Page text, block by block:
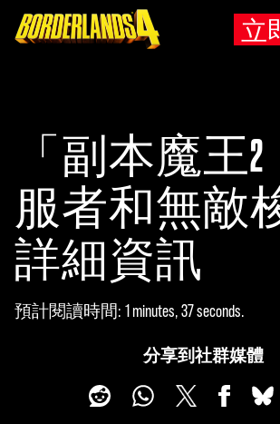
立
「副本魔王
服者和無敵
詳細資訊
預計閱讀時間 1 minutes, 37 seconds
分享到社群媒體